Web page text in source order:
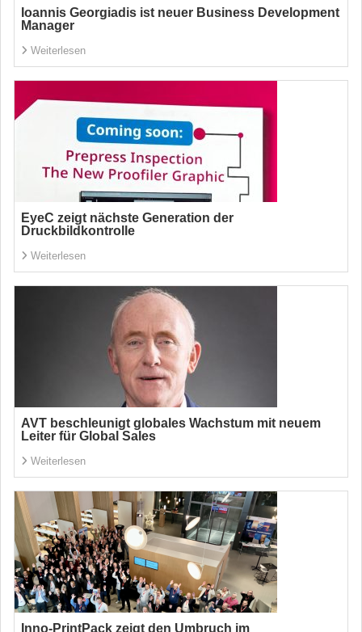
Ioannis Georgiadis ist neuer Business Development
Manager
Weiterlesen
EyeC zeigt nächste Generation der
Druckbildkontrolle
Weiterlesen
AVT beschleunigt globales Wachstum mit neuem
Leiter für Global Sales
Weiterlesen
Inno-PrintPack zeigt den Umbruch im